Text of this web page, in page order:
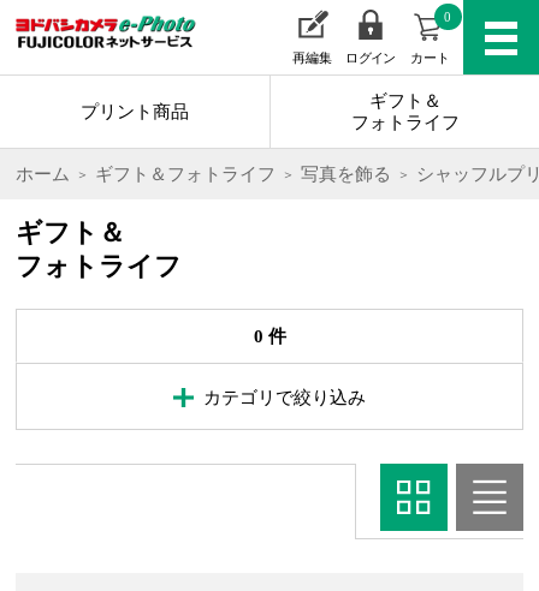
再編集 ログイン カート
0
プリント商品
ギフト＆
フォトライフ
ホーム ギフト＆フォトライフ 写真を飾る シャッフルプ
ギフト＆
フォトライフ
0 件
カテゴリで絞り込み